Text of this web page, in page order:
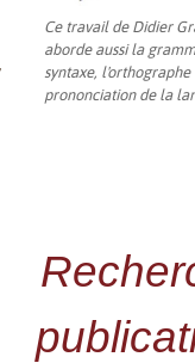
Ce travail de Didier
aborde aussi la
syntaxe, l'orthographe
prononciation de la